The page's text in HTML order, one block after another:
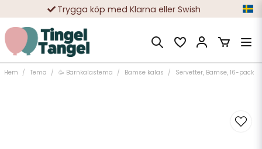
Trygga köp med Klarna eller Swish
10 000-tals nöjda kunder
Hem Tema 🥳 Barnkalastema Bamse kalas Servetter, Bamse, 16-pack